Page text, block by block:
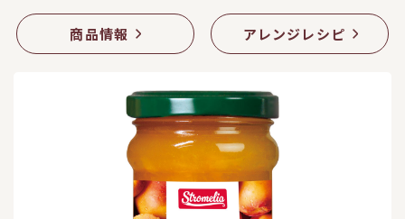
商品情報 アレンジレシピ